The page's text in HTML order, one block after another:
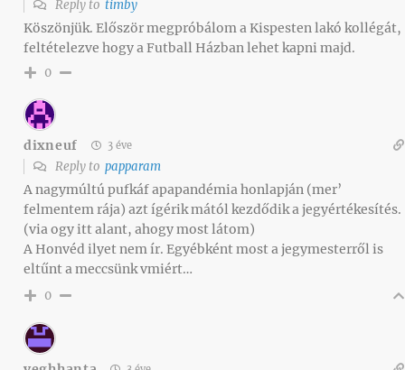
Reply to timby
Köszönjük. Először megpróbálom a Kispesten lakó kollégát,
feltételezve hogy a Futball Házban lehet kapni majd.
0
dixneuf 3 éve
Reply to papparam
A nagymúltú pufkáf apapandémia honlapján (mer’
felmentem rája) azt ígérik mától kezdődik a jegyértékesítés.
(via ogy itt alant, ahogy most látom)
A Honvéd ilyet nem ír. Egyébként most a jegymesterről is
eltűnt a meccsünk vmiért…
0